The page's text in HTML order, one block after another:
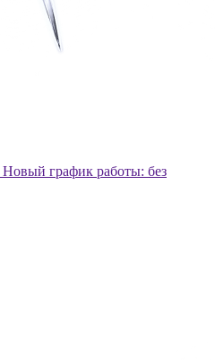
Новый график работы: без